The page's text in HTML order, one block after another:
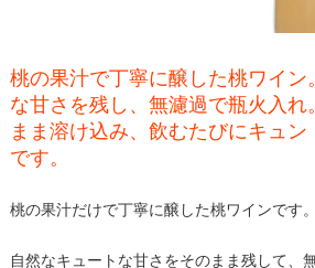
桃の果汁で丁寧に醸した桃ワイン
な甘さを残し、無濾過で瓶火入れ
まま溶け込み、飲むたびにキュン
です。
桃の果汁だけで丁寧に醸した桃ワインです。
自然なキュートな甘さをそのまま残して、